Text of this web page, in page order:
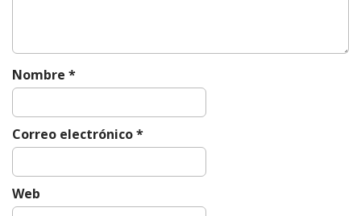
t
r
a
d
a
s
Nombre *
Correo electrónico*
Web